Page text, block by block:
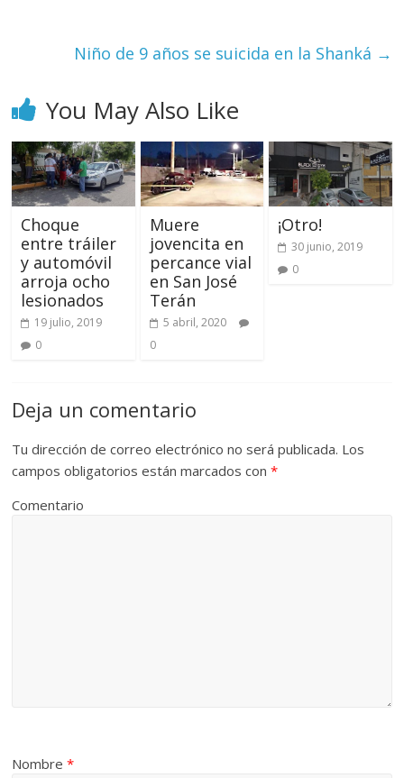
Niño de 9 años se suicida en la Shanká →
You May Also Like
Choque
entre tráiler
y automóvil
arroja ocho
lesionados
19 julio, 2019
0
Muere
jovencita en
percance vial
en San José
Terán
5 abril, 2020
0
¡Otro!
30 junio, 2019
0
Deja un comentario
Tu dirección de correo electrónico no será publicada. Los
campos obligatorios están marcados con*
Comentario
Nombre*